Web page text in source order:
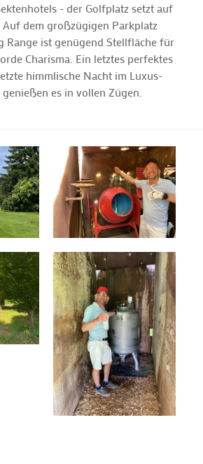
- der Golfplatz setzt auf
dem großzügigen Parkplatz
Range ist genügend Stellfläche für
Charisma. Ein letztes perfektes
himmlische Nacht im Luxus-
es in vollen Zügen.